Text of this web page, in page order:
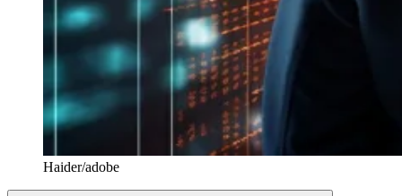
Haider/adobe